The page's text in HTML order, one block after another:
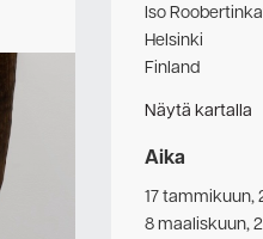
Iso
Helsinki
Finland
Näytä kartalla
Aika
17 tammikuun,
8 maaliskuun,